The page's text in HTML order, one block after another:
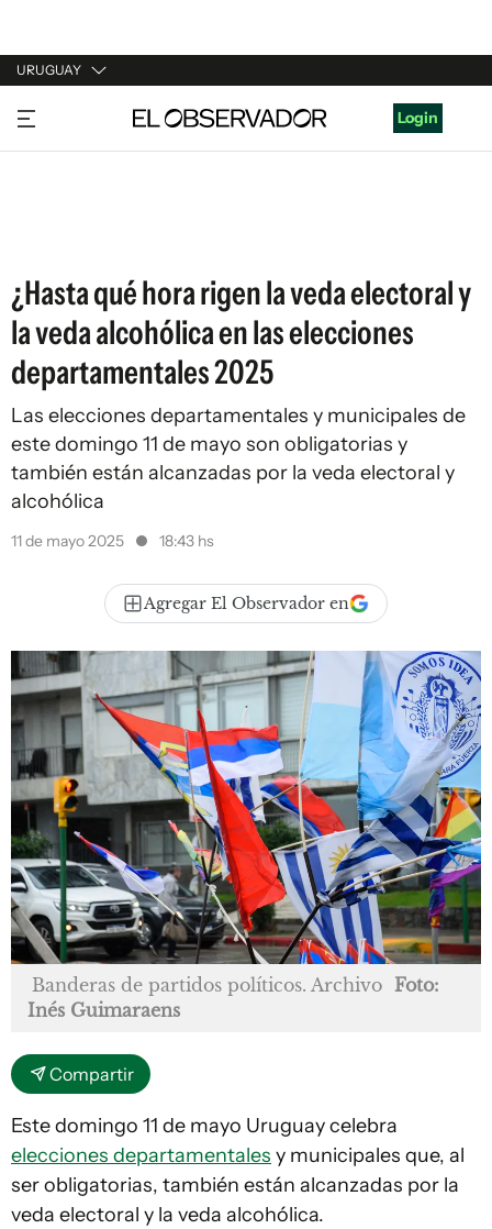
URUGUAY
URUGUAY
ARGENTINA
Login
¿Hasta qué hora rigen la veda electoral y
la veda alcohólica en las elecciones
departamentales 2025
Las elecciones departamentales y municipales de
este domingo 11 de mayo son obligatorias y
también están alcanzadas por la veda electoral y
alcohólica
11 de mayo 2025 18:43 hs
Agregar El Observador en
Banderas de partidos políticos. Archivo Foto:
Inés Guimaraens
Compartir
Este domingo 11 de mayo Uruguay celebra
elecciones departamentales y municipales que, al
ser obligatorias, también están alcanzadas por la
veda electoral y la veda alcohólica.